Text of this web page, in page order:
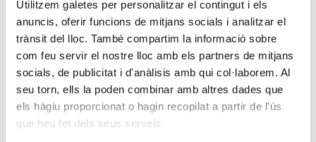
Utilitzem galetes per personalitzar el contingut i els
anuncis, oferir funcions de mitjans socials i analitzar el
trànsit del lloc. També compartim la informació sobre
com feu servir el nostre lloc amb els partners de mitjans
socials, de publicitat i d'anàlisis amb qui col·laborem. Al
seu torn, ells la poden combinar amb altres dades que
els hàgiu proporcionat o hagin recopilat a partir de l'ús
que heu fet dels seus serveis.